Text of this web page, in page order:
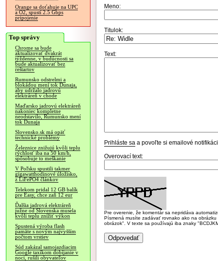
Orange sa doťahuje na UPC
a O2, spustí 2.5 Gbps
pripojenie
Top správy
Chrome sa bude
aktualizovať dvakrát
týždenne, v budúcnosti sa
bude aktualizovať bez
reštartov
Rumunsko odstrelmi a
blokádou mení tok Dunaja,
aby udržalo jadrovú
elektráreň v chode
Maďarsko jadrovú elektráreň
nakoniec kompletne
neodstavilo, Rumunsko mení
tok Dunaja
Slovensko.sk má opäť
technické problémy
Železnice znižujú kvôli teplu
rýchlosť iba na 50 km/h,
spôsobuje to meškanie
V Poľsku spustili takmer
gigawatthodinové úložisko,
z LiFePO4 článkov
Telekom pridal 12 GB balík
pre Easy, chce zaň 12 eur
Ďalšia jadrová elektráreň
južne od Slovenska musela
kvôli teplu znížiť výkon
Spustená výroba flash
pamäte s novým najvyšším
počtom vrstiev
Súd zakázal samojazdiacim
Google taxíkom dobíjanie v
noci, rušili obyvateľov
Meno:
Titulok:
Text:
Prihláste sa a povoľte si emailové
Overovací text:
Pre overenie, že komentár sa nepridáva
Písmená musíte zadávať rovnako ako na
obrázok". V texte sa používajú iba znaky